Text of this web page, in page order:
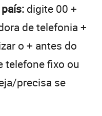
digite 00 +
de telefonia +
o + antes do
telefone fixo ou
precisa se